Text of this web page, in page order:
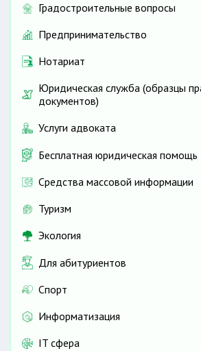
Градостроительные вопросы
Предпринимательство
Нотариат
Юридическая служба (образцы
документов)
Услуги адвоката
Бесплатная юридическая помощь
Средства массовой информации
Туризм
Экология
Для абитуриентов
Спорт
Информатизация
IT сфера